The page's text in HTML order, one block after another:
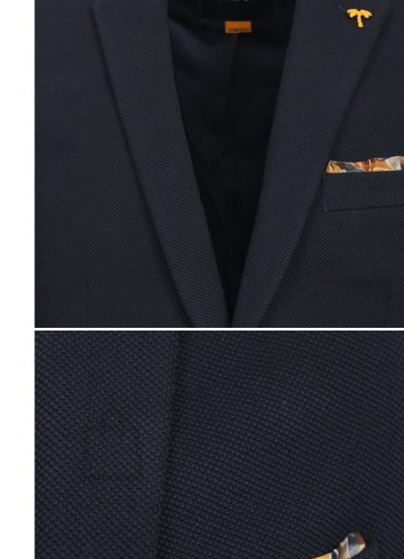
Lasten mekot ja hameet
Mekot ja hameet
Lasten puvut,bleiserit,liivit
Lasten housut
Lasten housut
Lasten trikoo-ja collegehousut
Lasten farkut
Lasten shortsit
Lasten juhlahousut
Yöasut ja kylpytakit
Lasten yöpaidat
Lasten pyjamat
Kylpytakit
Lasten asusteet
Vyöt, käsineet,pipot, ym
Sukat, sukkahousut, ym
Lasten ulkoilu
Lasten takit
Ulkoilupuvut, housut ja haalarit
Kirjaudu
Ostoskori on tyhjä.
Takaisin kauppaan